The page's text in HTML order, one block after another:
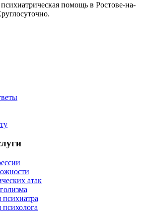
помощь в Ростове-на-
атак
психиатра
психолога